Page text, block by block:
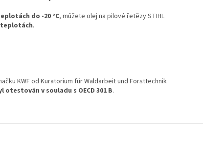
do -20 °C, můžete olej na pilové řetězy STIHL
.
KWF od Kuratorium für Waldarbeit und Forsttechnik
otestován v souladu s OECD 301 B.